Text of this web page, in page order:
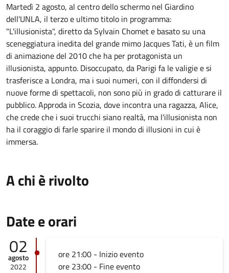
Martedì 2 agosto, al centro dello schermo nel Giardino
dell'UNLA, il terzo e ultimo titolo in programma:
"L'illusionista", diretto da Sylvain Chomet e basato su una
sceneggiatura inedita del grande mimo Jacques Tati, è un film
di animazione del 2010 che ha per protagonista un
illusionista, appunto. Disoccupato, da Parigi fa le valigie e si
trasferisce a Londra, ma i suoi numeri, con il diffondersi di
nuove forme di spettacoli, non sono più in grado di catturare il
pubblico. Approda in Scozia, dove incontra una ragazza, Alice,
che crede che i suoi trucchi siano realtà, ma l'illusionista non
ha il coraggio di farle sparire il mondo di illusioni in cui è
immersa.
A chi è rivolto
Date e orari
02
agosto
2022
ore 21:00 - Inizio evento
ore 23:00 - Fine evento